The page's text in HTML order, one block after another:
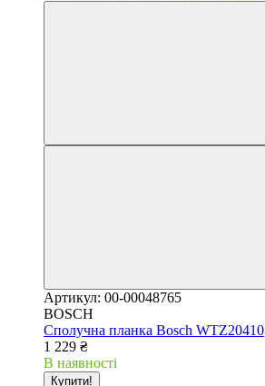
Артикул: 00-00048765
BOSCH
Сполучна планка Bosch WTZ20410
1 229 ₴
В наявності
Купити!